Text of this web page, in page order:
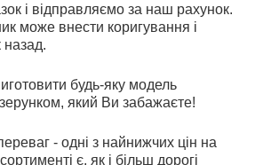
і відправляємо за наш рахунок.
може внести коригування і
назад.
будь-яку модель
який Ви забажаєте!
- одні з найнижчих цін на
є, як і більш дорогі